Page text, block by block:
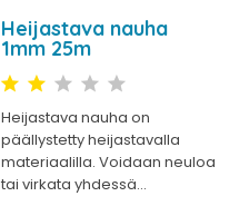
Heijastava nauha
1mm 25m
Heijastava nauha on
päällystetty heijastavalla
materiaalilla. Voidaan neuloa
tai virkata yhdessä...